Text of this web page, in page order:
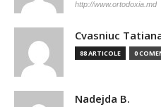
http://www.ortodoxia.md
Cvasniuc
88 ARTICOLE 0
Nadejda B.